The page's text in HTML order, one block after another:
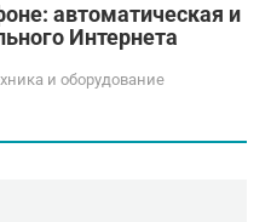
автоматическая и
Интернета
и оборудование